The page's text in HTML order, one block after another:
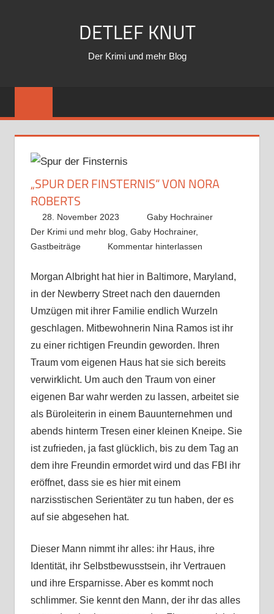
DETLEF KNUT
Der Krimi und mehr Blog
„SPUR DER FINSTERNIS“ VON NORA
ROBERTS
28. November 2023
Gaby Hochrainer
Der Krimi und mehr blog, Gaby Hochrainer,
Gastbeiträge
Kommentar hinterlassen
Morgan Albright hat hier in Baltimore, Maryland,
in der Newberry Street nach den dauernden
Umzügen mit ihrer Familie endlich Wurzeln
geschlagen. Mitbewohnerin Nina Ramos ist ihr
zu einer richtigen Freundin geworden. Ihren
Traum vom eigenen Haus hat sie sich bereits
verwirklicht. Um auch den Traum von einer
eigenen Bar wahr werden zu lassen, arbeitet sie
als Büroleiterin in einem Bauunternehmen und
abends hinterm Tresen einer kleinen Kneipe. Sie
ist zufrieden, ja fast glücklich, bis zu dem Tag an
dem ihre Freundin ermordet wird und das FBI ihr
eröffnet, dass sie es hier mit einem
narzisstischen Serientäter zu tun haben, der es
auf sie abgesehen hat.
Dieser Mann nimmt ihr alles: ihr Haus, ihre
Identität, ihr Selbstbewusstsein, ihr Vertrauen
und ihre Ersparnisse. Aber es kommt noch
schlimmer. Sie kennt den Mann, der ihr das alles